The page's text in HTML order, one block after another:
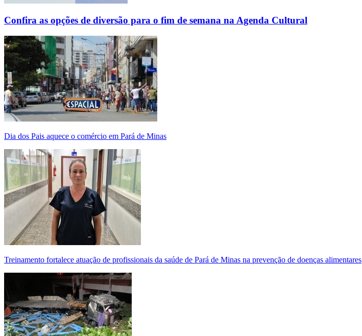
Confira as opções de diversão para o fim de semana na Agenda Cultural
Dia dos Pais aquece o comércio em Pará de Minas
Treinamento fortalece atuação de profissionais da saúde de Pará de Minas na prevenção de doenças alimentares